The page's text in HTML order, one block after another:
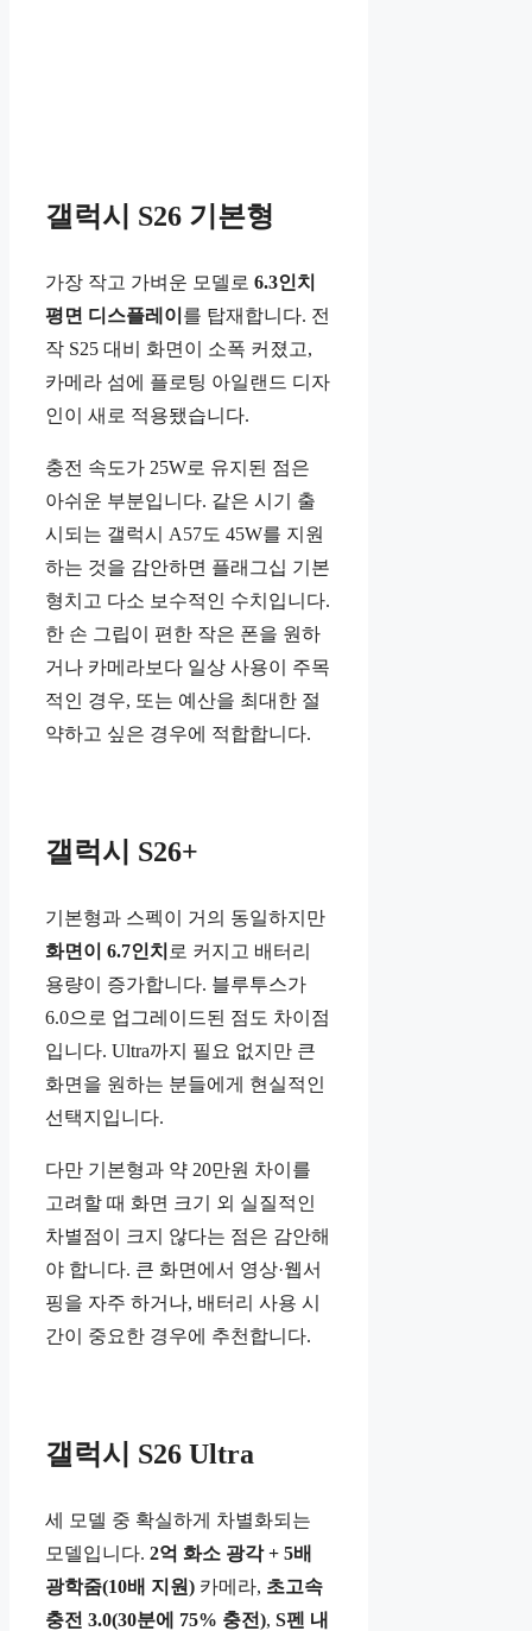
갤럭시 S26 기본형
가장 작고 가벼운 모델로 6.3인치
평면 디스플레이 를 탑재합니다. 전
작 S25 대비 화면이 소폭 커졌고,
카메라 섬에 플로팅 아일랜드 디자
인이 새로 적용됐습니다.
충전 속도가 25W로 유지된 점은
아쉬운 부분입니다. 같은 시기 출
시되는 갤럭시 A57도 45W를 지원
하는 것을 감안하면 플래그십 기본
형치고 다소 보수적인 수치입니다.
한 손 그립이 편한 작은 폰을 원하
거나 카메라보다 일상 사용이 주목
적인 경우, 또는 예산을 최대한 절
약하고 싶은 경우에 적합합니다.
갤럭시 S26+
기본형과 스펙이 거의 동일하지만
화면이 6.7인치 로 커지고 배터리
용량이 증가합니다. 블루투스가
6.0으로 업그레이드된 점도 차이점
입니다. Ultra까지 필요 없지만 큰
화면을 원하는 분들에게 현실적인
선택지입니다.
다만 기본형과 약 20만원 차이를
고려할 때 화면 크기 외 실질적인
차별점이 크지 않다는 점은 감안해
야 합니다. 큰 화면에서 영상·웹서
핑을 자주 하거나, 배터리 사용 시
간이 중요한 경우에 추천합니다.
갤럭시 S26 Ultra
세 모델 중 확실하게 차별화되는
모델입니다. 2억 화소 광각 + 5배
광학줌(10배 지원) 카메라, 초고속
충전 3.0(30분에 75% 충전), S펜 내